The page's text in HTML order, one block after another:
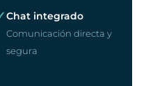
Chat integrado
Comunicación directa y
segura